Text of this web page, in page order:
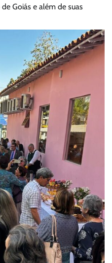
Goiás e além de suas